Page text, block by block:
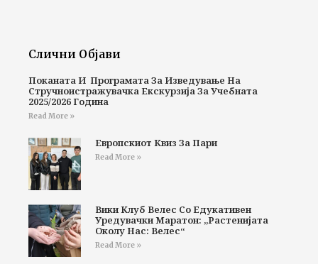
Слични Објави
Поканата И Програмата За Изведување На
Стручноистражувачка Екскурзија За Учебната
2025/2026 Година
Read More »
Европскиот Квиз За Пари
Read More »
Вики Клуб Велес Со Едукативен
Уредувачки Маратон: „Растенијата
Околу Нас: Велес“
Read More »